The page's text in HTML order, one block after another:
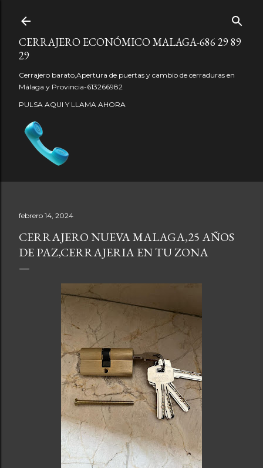
CERRAJERO ECONÓMICO MALAGA-686 29 89
29
Cerrajero barato,Apertura de puertas y cambio de cerraduras en
Málaga y Provincia-613266982
PULSA AQUI Y LLAMA AHORA
febrero 14, 2024
CERRAJERO NUEVA MALAGA,25 AÑOS
DE PAZ,CERRAJERIA EN TU ZONA